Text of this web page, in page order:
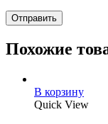
Похожие
В корзину
Quick View